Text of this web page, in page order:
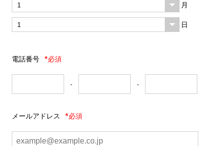
月
日
電話番号 *必須
- -
メールアドレス *必須